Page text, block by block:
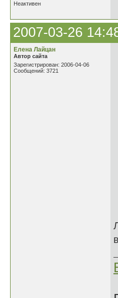
Неактивен
2007-03-26
Елена Лайцан
Автор сайта
Зарегистрирован: 2006-04-06
Сообщений: 3721